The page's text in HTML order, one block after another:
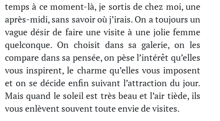
temps à ce moment-là, je sortis de chez moi, une
après-midi, sans savoir où j’irais. On a toujours un
vague désir de faire une visite à une jolie femme
quelconque. On choisit dans sa galerie, on les
compare dans sa pensée, on pèse l’intérêt qu’elles
vous inspirent, le charme qu’elles vous imposent
et on se décide enfin suivant l’attraction du jour.
Mais quand le soleil est très beau et l’air tiède, ils
vous enlèvent souvent toute envie de visites.